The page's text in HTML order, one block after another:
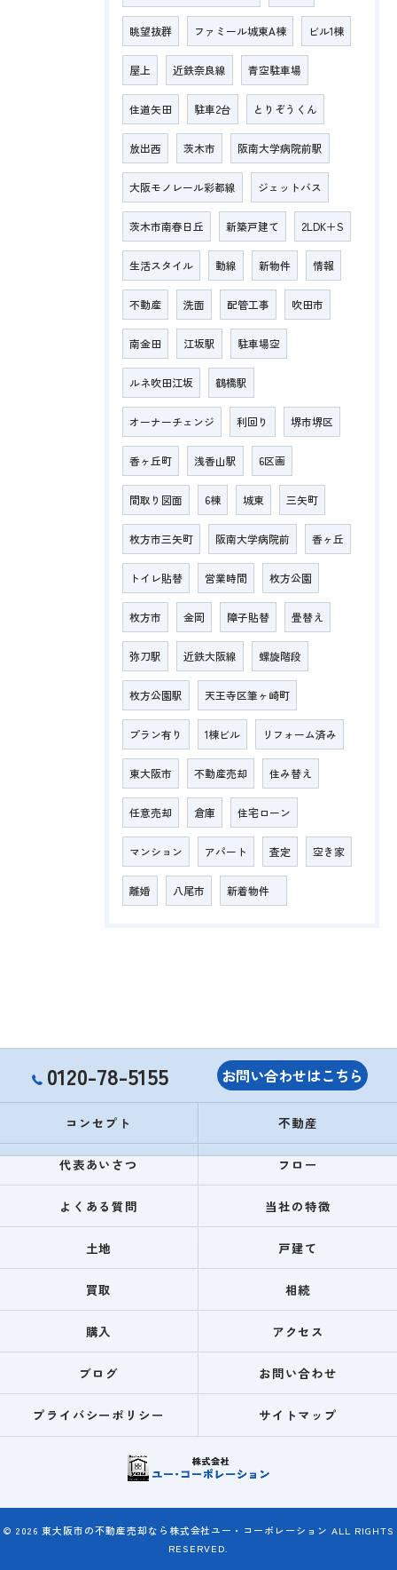
眺望抜群 ファミール城東A棟 ビル1棟
屋上 近鉄奈良線 青空駐車場
住道矢田 駐車2台 とりぞうくん
放出西 茨木市 阪南大学病院前駅
大阪モノレール彩都線 ジェットバス
茨木市南春日丘 新築戸建て 2LDK＋S
生活スタイル 動線 新物件 情報
不動産 洗面 配管工事 吹田市
南金田 江坂駅 駐車場空
ルネ吹田江坂 鶴橋駅
オーナーチェンジ 利回り 堺市堺区
香ヶ丘町 浅香山駅 6区画
間取り図面 6棟 城東 三矢町
枚方市三矢町 阪南大学病院前 香ヶ丘
トイレ貼替 営業時間 枚方公園
枚方市 金岡 障子貼替 畳替え
弥刀駅 近鉄大阪線 螺旋階段
枚方公園駅 天王寺区筆ヶ崎町
プラン有り 1棟ビル リフォーム済み
東大阪市 不動産売却 住み替え
任意売却 倉庫 住宅ローン
マンション アパート 査定 空き家
離婚 八尾市 新着物件
0120-78-5155 お問い合わせはこちら
コンセプト 不動産
代表あいさつ フロー
よくある質問 当社の特徴
土地 戸建て
買取 相続
購入 アクセス
ブログ お問い合わせ
プライバシーポリシー サイトマップ
© 2026 東大阪市の不動産売却なら株式会社ユー・コーポレーション ALL RIGHTS
RESERVED.